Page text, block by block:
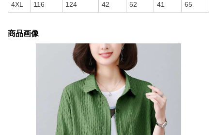
4XL 116 124 42 52 41 65
商品画像